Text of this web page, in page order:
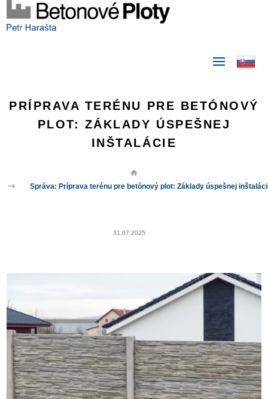
PRÍPRAVA TERÉNU PRE BETÓNOVÝ
PLOT: ZÁKLADY ÚSPEŠNEJ
INŠTALÁCIE
Správa: Príprava terénu pre betónový plot: Základy úspešnej
31.07.2025